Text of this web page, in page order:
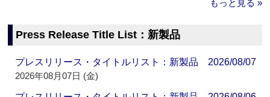
もっと見る »
Press Release Title List：新製品
プレスリリース・タイトルリスト：新製品 2026/08/07
2026年08月07日 (金)